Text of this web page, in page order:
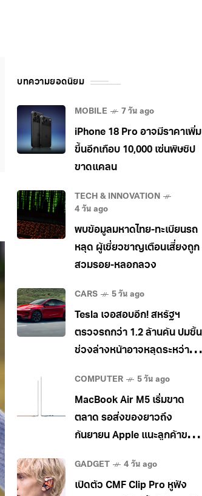
บทความยอดนิยม
MOBILE 7 วัน ago
iPhone 18 Pro อาจมีราคาเพิ่ม
ขึ้นอีกเกือบ 10,000 เซ่นพิษชิป
ขาดแคลน
TECH & INNOVATION
4 วัน ago
พบข้อมูลมหาดไทย-ทะเบียนรถ
หลุด ผู้เชี่ยวชาญเตือนเสี่ยงถูก
สวมรอย-หลอกลวง
CARS 5 วัน ago
Tesla เจอสอบอีก! สหรัฐฯ
ตรวจรถกว่า 1.2 ล้านคัน ปมชิ้น
ช่วงล่างหน้าอาจหลุดระหว่าง
COMPUTER 5 วัน ago
MacBook Air M5 เริ่มขาด
ตลาด รอส่งของยาวถึง
กันยายน Apple แนะลูกค้าขยับ
GADGET 4 วัน ago
เปิดตัว CMF Clip Pro หูฟัง